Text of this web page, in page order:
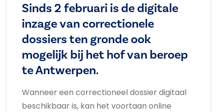
Sinds 2 februari is de digitale
inzage van correctionele
dossiers ten gronde ook
mogelijk bij het hof van beroep
te Antwerpen.
Wanneer een correctioneel dossier digitaal
beschikbaar is, kan het voortaan online